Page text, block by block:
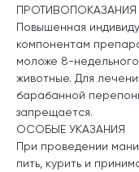
ПРОТИВОПОКАЗАНИЯ
Повышенная
компонентам
моложе 8-
животные. Для
барабанной
запрещается.
ОСОБЫЕ УКАЗАНИЯ
При проведении
пить, курить и